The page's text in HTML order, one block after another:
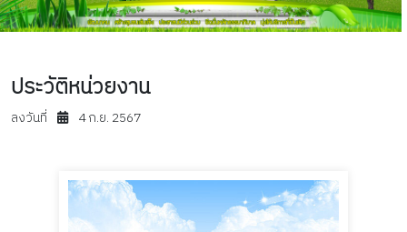
ประวัติหน่วยงาน
ลงวันที่ 4 ก.ย. 2567